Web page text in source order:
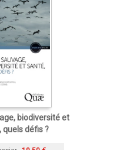
biodiversité et
quels défis ?